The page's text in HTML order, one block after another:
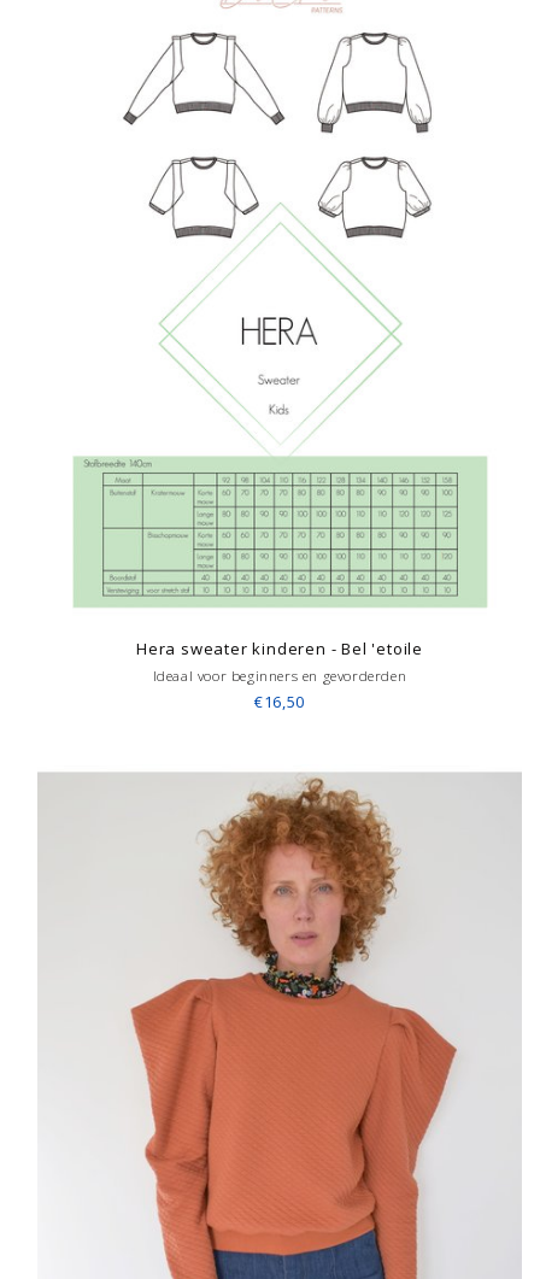
Hera sweater kinderen - Bel 'etoile
Ideaal voor beginners en gevorderden
€16,50